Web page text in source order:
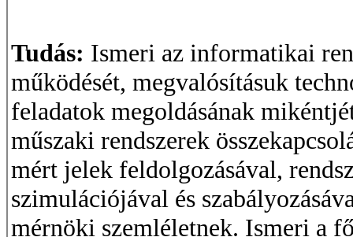
Tudás: Ismeri az informatikai
működését, megvalósításuk
feladatok megoldásának
műszaki rendszerek
mért jelek feldolgozásával,
szimulációjával és
mérnöki szemléletnek. Ismeri a